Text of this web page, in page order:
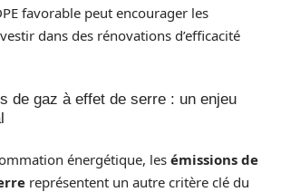
favorable peut encourager les
dans des rénovations d’efficacité
de gaz à effet de serre : un enjeu
énergétique, les émissions de
représentent un autre critère clé du